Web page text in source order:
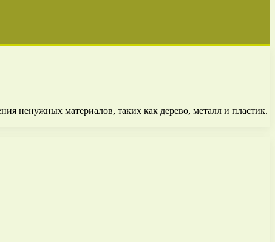
ненужных материалов, таких как дерево, металл и пластик.